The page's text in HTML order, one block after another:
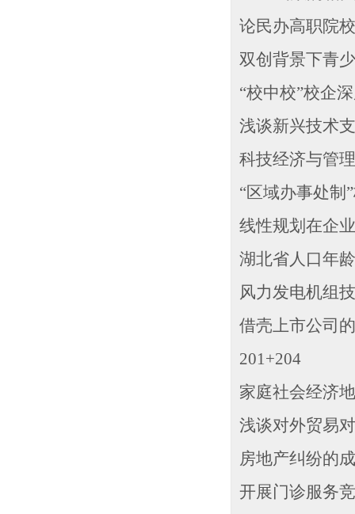
论民办高职院
双创背景下青
“校中校”校企
浅谈新兴技术
科技经济与管
“区域办事处制
线性规划在企
湖北省人口年
风力发电机组
借壳上市公司
201+204
家庭社会经济
浅谈对外贸易
房地产纠纷的
开展门诊服务